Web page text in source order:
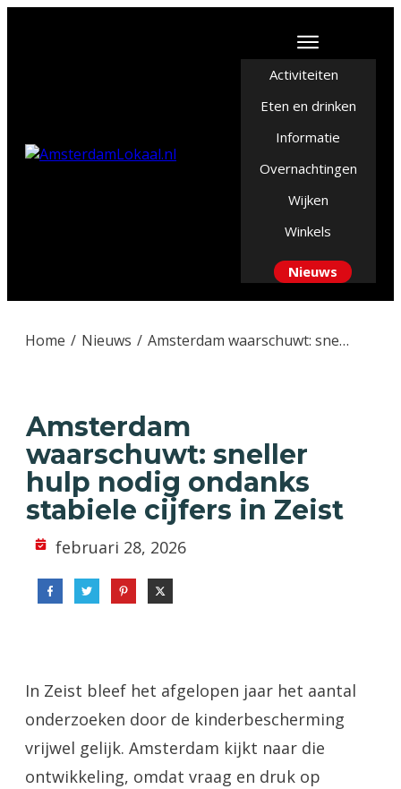
Activiteiten
Eten en drinken
Informatie
Overnachtingen
Wijken
Winkels
Nieuws
Home / Nieuws / Amsterdam waarschuwt: sneller hulp nodig ondanks stabiele cijfers in Zeist
Amsterdam
waarschuwt: sneller
hulp nodig ondanks
stabiele cijfers in Zeist
februari 28, 2026
In Zeist bleef het afgelopen jaar het aantal
onderzoeken door de kinderbescherming
vrijwel gelijk. Amsterdam kijkt naar die
ontwikkeling, omdat vraag en druk op